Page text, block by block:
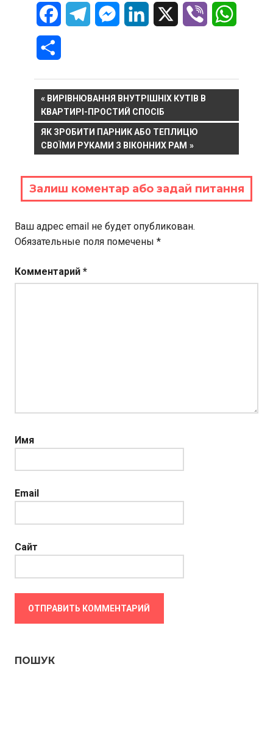
FacebookTelegramMessenger
LinkedIn Viber
Навигация
по
записям
PREVIOUS
POST:
ВИРІВНЮВАННЯ ВНУТРІШНІХ КУТІВ В
КВАРТИРІ-ПРОСТИЙ СПОСІБ
NEXT
POST:
ЯК ЗРОБИТИ ПАРНИК АБО ТЕПЛИЦЮ
СВОЇМИ РУКАМИ З ВІКОННИХ РАМ
Залиш коментар або задай питання
Ваш адрес email не будет опубликован.
Обязательные поля помечены *
Комментарий *
Имя
Email
Сайт
ПОШУК